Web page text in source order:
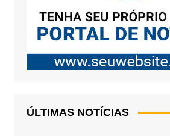
ÚLTIMAS NOTÍCIAS